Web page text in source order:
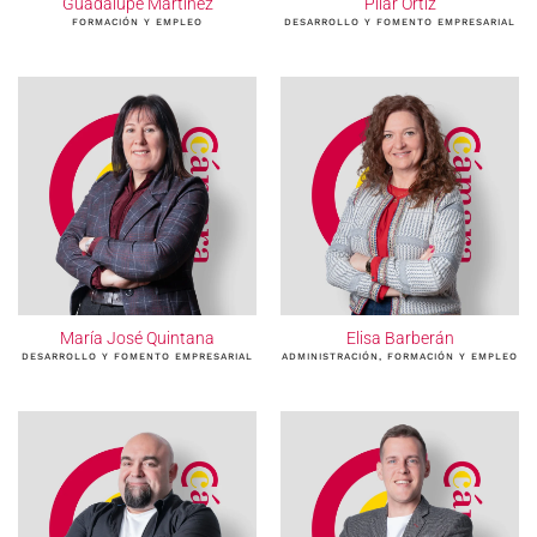
FORMACIÓN Y EMPLEO DESARROLLO Y FOMENTO EMPRESARIAL
María José Quintana
DESARROLLO Y FOMENTO EMPRESARIAL
Elisa Barberán
ADMINISTRACIÓN, FORMACIÓN Y EMPLEO